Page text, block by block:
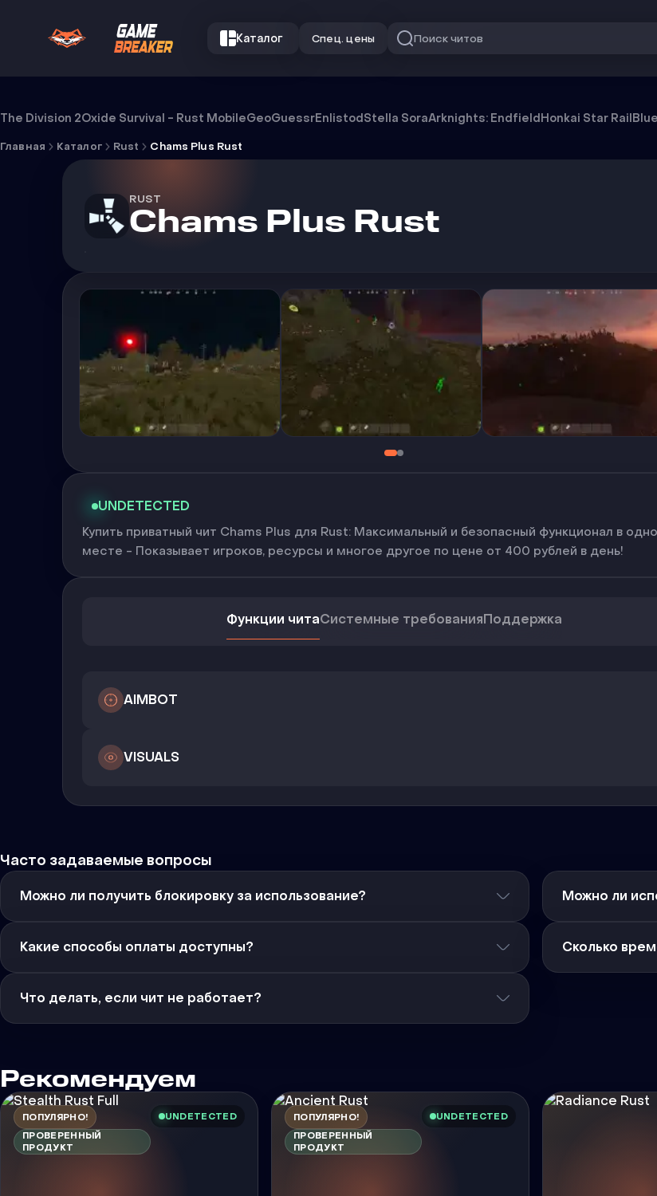
Каталог Спец. цены Поиск читов
The Division 2Oxide Survival - Rust MobileGeoGuessrEnlistodStella SoraArknights: EndfieldHonkai Star Rail
Главная Каталог Rust Chams Plus Rust
RUST
Chams Plus Rust
UNDETECTED
Купить приватный чит Chams Plus для Rust: Максимальный и безопасный функционал в
месте - Показывает игроков, ресурсы и многое другое по цене от 400 рублей в день!
Функции читаСистемные требованияПоддержка
AIMBOT
VISUALS
Часто задаваемые вопросы
Можно ли получить блокировку за использование? Можно ли
Какие способы оплаты доступны? Сколько
Что делать, если чит не работает?
Рекомендуем
ПОПУЛЯРНО!
ПРОВЕРЕННЫЙ
ПРОДУКТ
UNDETECTED
ПОПУЛЯРНО!
ПРОВЕРЕННЫЙ
ПРОДУКТ
UNDETECTED